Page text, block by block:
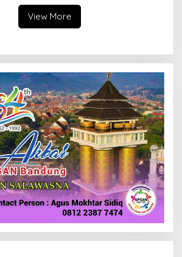
View More